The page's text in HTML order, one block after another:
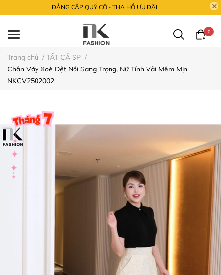
ĐẲNG CẤP QUÝ CÔ - THA HỒ ƯU ĐÃI
0
Trang chủ / TẤT CẢ SP /
Chân Váy Xoè Dệt Nổi Sang Trọng, Nữ Tính Vải Mềm Mịn
NKCV2502002